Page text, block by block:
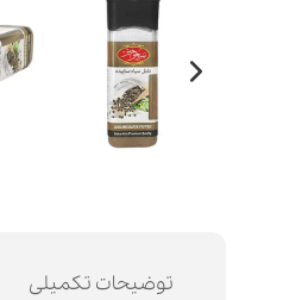
توضیحات تکمیلی